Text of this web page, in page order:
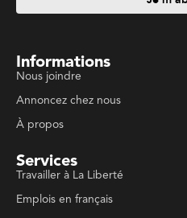
Services
Travailler à La Liberté
Emplois en français
Suivez La Liberté